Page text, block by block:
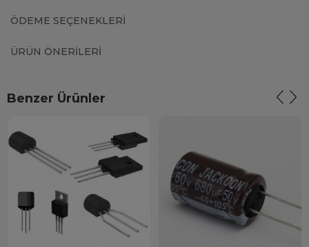
ÖDEME SEÇENEKLERI
ÜRÜN ÖNERILERI
Benzer Ürünler